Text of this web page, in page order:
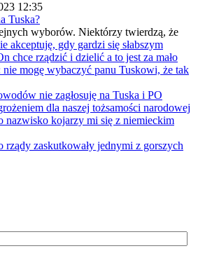
12:35
Tuska?
wyborów. Niektórzy twierdzą, że
akceptuję, gdy gardzi się słabszym
chce rządzić i dzielić a to jest za mało
mogę wybaczyć panu Tuskowi, że tak
nie zagłosuję na Tuska i PO
dla naszej tożsamości narodowej
nazwisko kojarzy mi się z niemieckim
rządy zaskutkowały jednymi z gorszych